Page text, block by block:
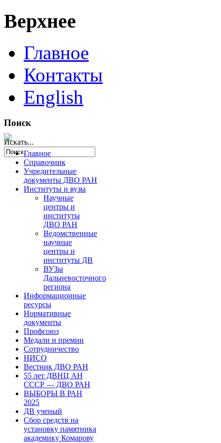
Верхнее
Главное
Контакты
English
Поиск
Искать...
Главное
Справочник
Учредительные
документы ДВО РАН
Институты и вузы
Научные
центры и
институты
ДВО РАН
Ведомственные
научные
центры и
институты ДВ
ВУЗы
Дальневосточного
региона
Информационные
ресурсы
Нормативные
документы
Профсоюз
Медали и премии
Сотрудничество
НИСО
Вестник ДВО РАН
55 лет ДВНЦ АН
СССР — ДВО РАН
ВЫБОРЫ В РАН
2025
ДВ ученый
Сбор средств на
установку памятника
академику Комарову